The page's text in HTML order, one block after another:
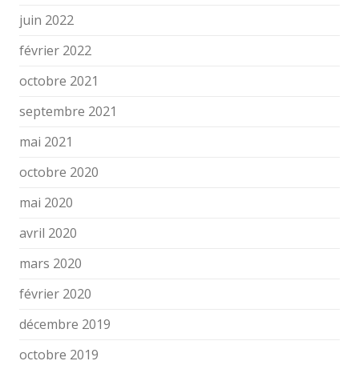
juin 2022
février 2022
octobre 2021
septembre 2021
mai 2021
octobre 2020
mai 2020
avril 2020
mars 2020
février 2020
décembre 2019
octobre 2019